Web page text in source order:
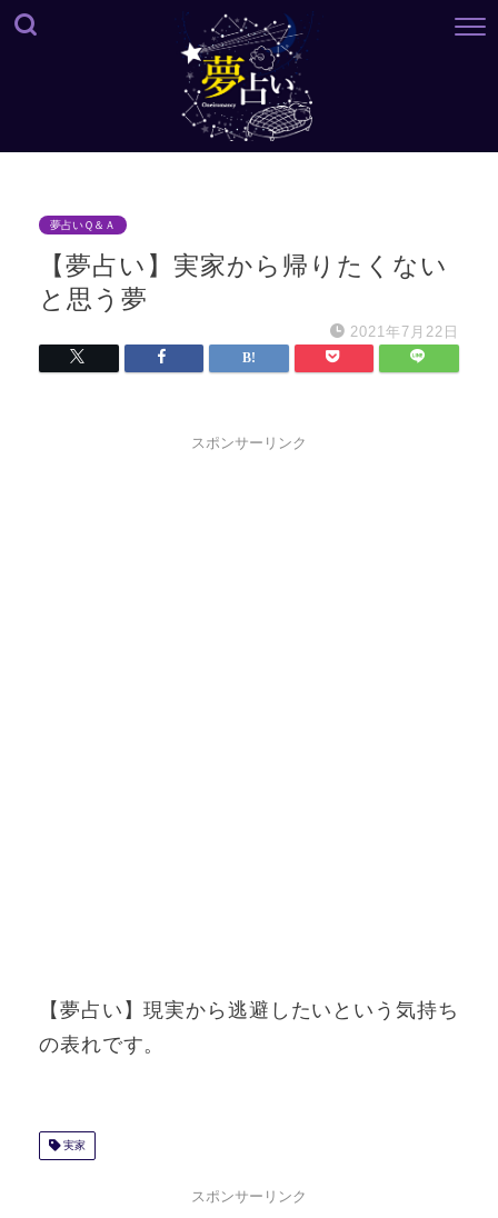
夢占いＱ＆Ａ
【夢占い】実家から帰りたくない
と思う夢
2021年7月22日
スポンサーリンク
【夢占い】現実から逃避したいという気持ち
の表れです。
実家
スポンサーリンク